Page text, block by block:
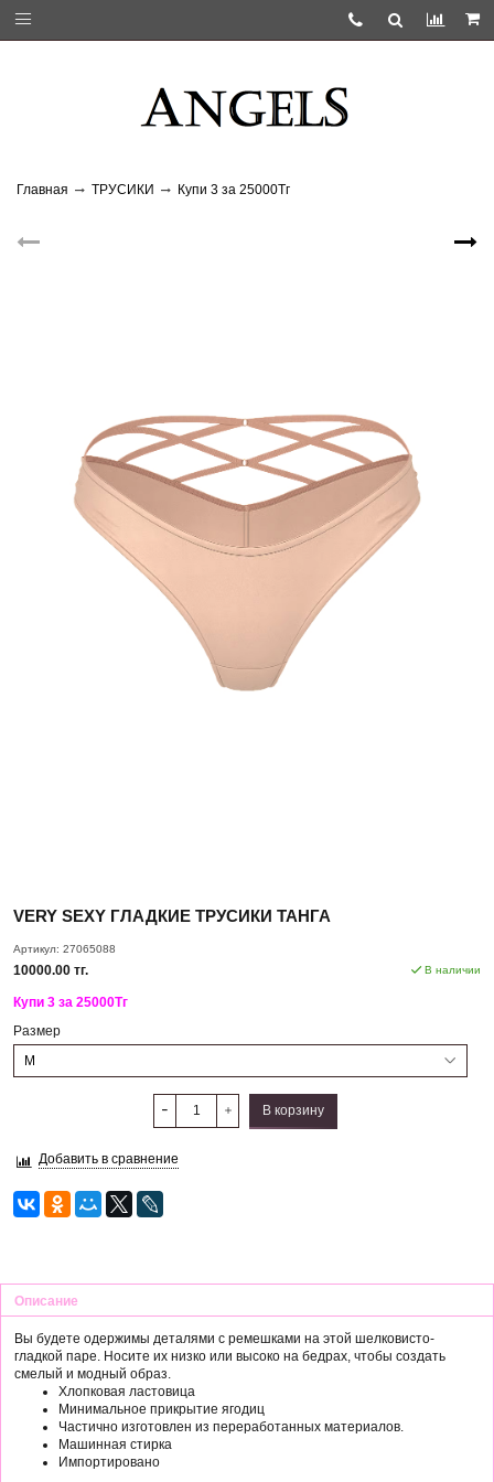
Главная ТРУСИКИ Купи 3 за 25000Тг
VERY SEXY ГЛАДКИЕ ТРУСИКИ ТАНГА
Артикул: 27065088
10000.00 тг. В наличии
Купи 3 за 25000Тг
Размер
В корзину
Добавить в сравнение
Описание
Вы будете одержимы деталями с ремешками на этой шелковисто-
гладкой паре. Носите их низко или высоко на бедрах, чтобы создать
смелый и модный образ.
Хлопковая ластовица
Минимальное прикрытие ягодиц
Частично изготовлен из переработанных материалов.
Машинная стирка
Импортировано